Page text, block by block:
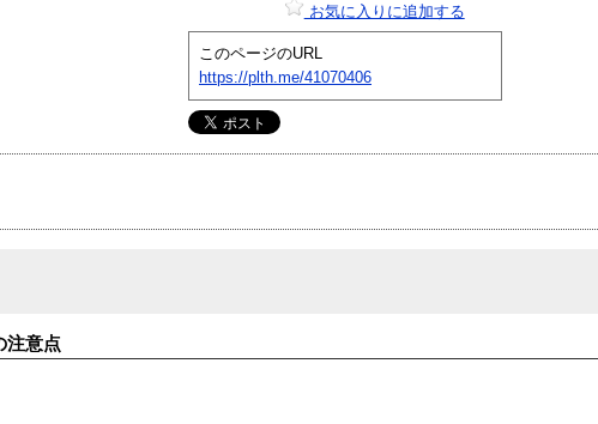
お気に入りに追加する
このページのURL
https://plth.me/41070406
注意点